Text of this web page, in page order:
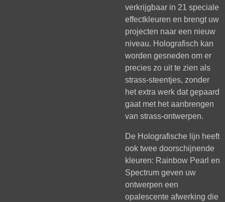
verkrijgbaar in 21 speciale
effectkleuren en brengt uw
projecten naar een nieuw
niveau. Holografisch kan
worden gesneden om er
precies zo uit te zien als
strass-steentjes, zonder
het extra werk dat gepaard
gaat met het aanbrengen
van strass-ontwerpen.
De Holografische lijn heeft
ook twee doorschijnende
kleuren: Rainbow Pearl en
Spectrum geven uw
ontwerpen een
opalescente afwerking die